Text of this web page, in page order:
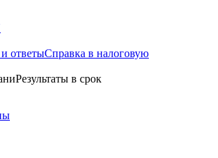
ответыСправка в налоговую
Результаты в срок